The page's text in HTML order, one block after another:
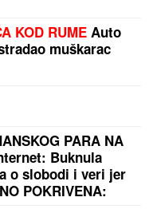
KOD RUME Auto
muškarac
PARA NA
Buknula
o slobodi i veri jer
POKRIVENA: